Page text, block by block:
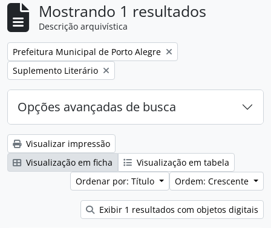
Mostrando 1 resultados
Descrição arquivística
Remover filtro:
Prefeitura Municipal de Porto Alegre
Remover filtro:
Suplemento Literário
Opções avançadas de busca
Visualizar impressão
Visualização em ficha
Visualização em tabela
Ordenar por: Título
Ordem: Crescente
Exibir 1 resultados com objetos digitais